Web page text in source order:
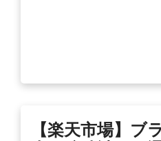
【楽天市場】ブ